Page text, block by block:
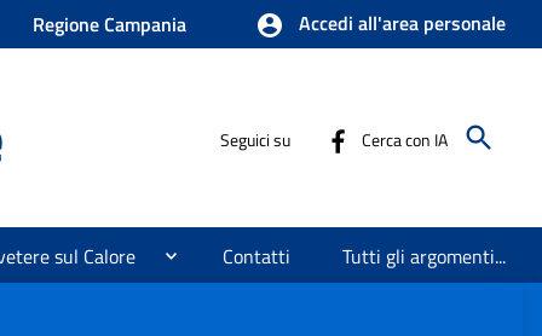
Regione Campania Accedi all'area personale
Seguici su Cerca con IA
sul Calore Contatti Tutti gli argomenti...